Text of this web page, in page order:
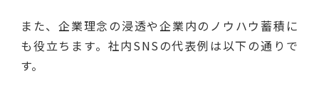
また、企業理念の浸透や企業内のノウハウ蓄積に
も役立ちます。社内SNSの代表例は以下の通りで
す。